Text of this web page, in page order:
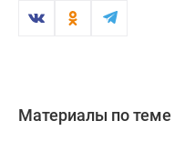
Материалы по теме